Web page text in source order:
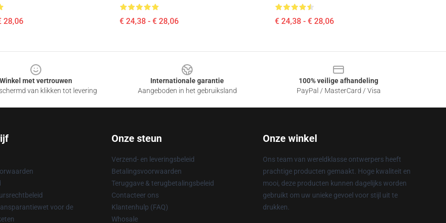
28,06 € 24,38 - € 28,06 € 24,38 - € 28,06
Winkel met vertrouwen
van klikken tot levering
Internationale garantie
Aangeboden in het gebruiksland
100% veilige afhandeling
PayPal / MasterCard / Visa
voor de
Onze steun
Verzend- en leveringsbeleid
Betalingsvoorwaarden
Teruggave & terugbetalingsbeleid
Contacteer ons
Klantenhulp (FAQ)
Whosale
Onze winkel
Ons team van wereldklasse ontwerpers heeft
prachtige producten gemaakt. Hoge kwaliteit en
mooi, deze producten kunnen dagelijks worden
gebruikt om uw unieke gevoel voor stijl uit te
drukken.